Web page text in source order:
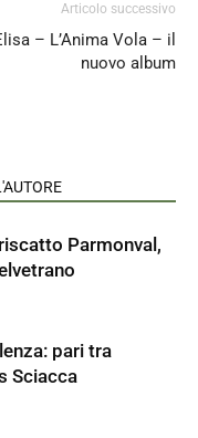
Articolo successivo
– L’Anima Vola – il
nuovo album
Parmonval,
pari tra
Sciacca